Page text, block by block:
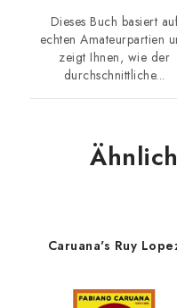
Dieses Buch basiert
echten Amateurpartien
zeigt Ihnen, wie der
durchschnittliche...
Caruana's Ruy